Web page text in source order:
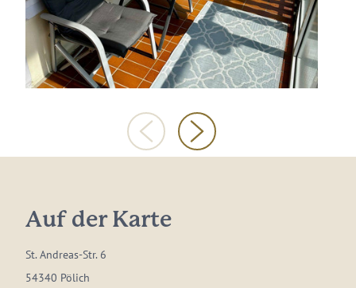
Auf der Karte
St. Andreas-Str. 6
54340 Pölich